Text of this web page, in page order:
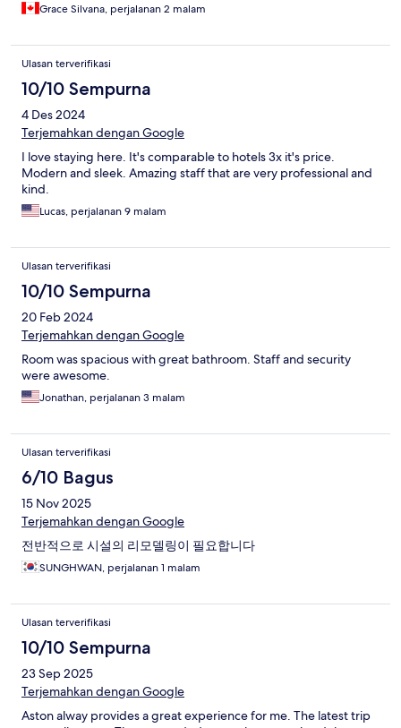
Grace Silvana, perjalanan 2 malam
Ulasan terverifikasi
10/10 Sempurna
4 Des 2024
Terjemahkan dengan Google
I love staying here. It's comparable to hotels 3x it's price.
Modern and sleek. Amazing staff that are very professional and
kind.
Lucas, perjalanan 9 malam
Ulasan terverifikasi
10/10 Sempurna
20 Feb 2024
Terjemahkan dengan Google
Room was spacious with great bathroom. Staff and security
were awesome.
Jonathan, perjalanan 3 malam
Ulasan terverifikasi
6/10 Bagus
15 Nov 2025
Terjemahkan dengan Google
전반적으로 시설의 리모델링이 필요합니다
SUNGHWAN, perjalanan 1 malam
Ulasan terverifikasi
10/10 Sempurna
23 Sep 2025
Terjemahkan dengan Google
Aston alway provides a great experience for me. The latest trip